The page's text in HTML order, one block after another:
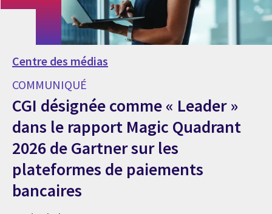
Centre des médias
COMMUNIQUÉ
CGI désignée comme « Leader »
dans le rapport Magic Quadrant
2026 de Gartner sur les
plateformes de paiements
bancaires